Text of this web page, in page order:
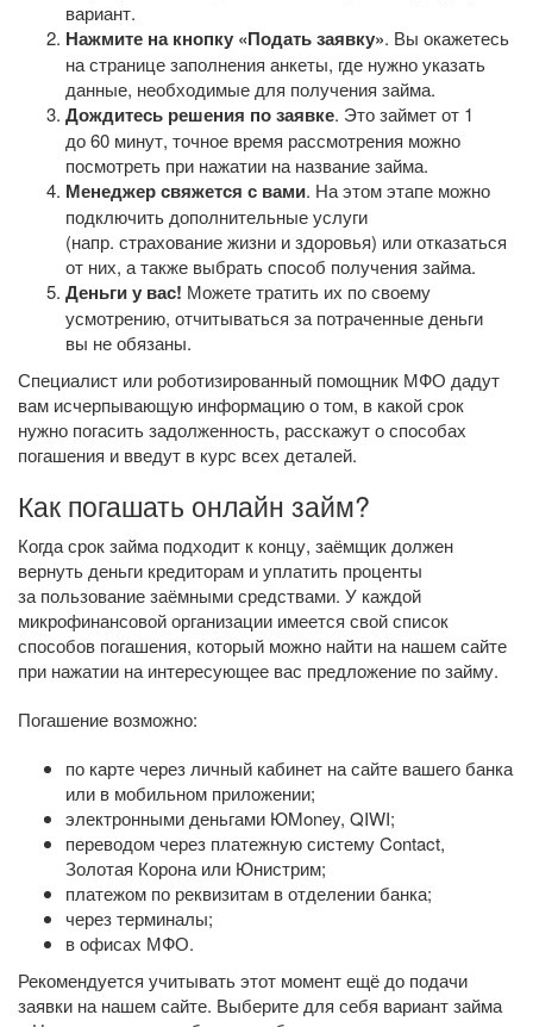
вариант.
Нажмите на кнопку «Подать заявку». Вы окажетесь
на странице заполнения анкеты, где нужно указать
данные, необходимые для получения займа.
Дождитесь решения по заявке. Это займет от 1
до 60 минут, точное время рассмотрения можно
посмотреть при нажатии на название займа.
Менеджер свяжется с вами. На этом этапе можно
подключить дополнительные услуги
(напр. страхование жизни и здоровья) или отказаться
от них, а также выбрать способ получения займа.
Деньги у вас! Можете тратить их по своему
усмотрению, отчитываться за потраченные деньги
вы не обязаны.
Специалист или роботизированный помощник МФО дадут
вам исчерпывающую информацию о том, в какой срок
нужно погасить задолженность, расскажут о способах
погашения и введут в курс всех деталей.
Как погашать онлайн займ?
Когда срок займа подходит к концу, заёмщик должен
вернуть деньги кредиторам и уплатить проценты
за пользование заёмными средствами. У каждой
микрофинансовой организации имеется свой список
способов погашения, который можно найти на нашем сайте
при нажатии на интересующее вас предложение по займу.
Погашение возможно:
по карте через личный кабинет на сайте вашего банка
или в мобильном приложении;
электронными деньгами ЮMoney, QIWI;
переводом через платежную систему Contact,
Золотая Корона или Юнистрим;
платежом по реквизитам в отделении банка;
через терминалы;
в офисах МФО.
Рекомендуется учитывать этот момент ещё до подачи
заявки на нашем сайте. Выберите для себя вариант займа